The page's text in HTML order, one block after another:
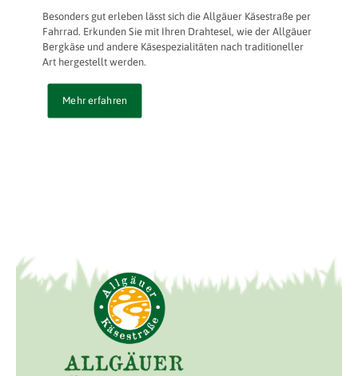
Besonders gut erleben lässt sich die Allgäuer Käsestraße per
Fahrrad. Erkunden Sie mit Ihren Drahtesel, wie der Allgäuer
Bergkäse und andere Käsespezialitäten nach traditioneller
Art hergestellt werden.
Mehr erfahren